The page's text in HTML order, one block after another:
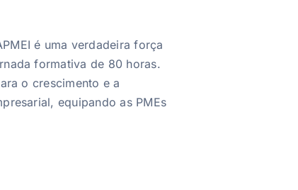
é uma verdadeira força
formativa de 80 horas.
o crescimento e a
equipando as PMEs